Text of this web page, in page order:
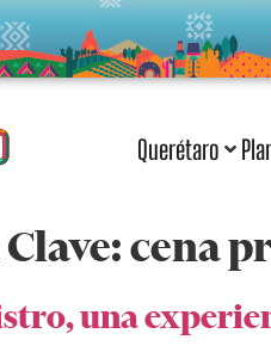
Querétaro
cena
una